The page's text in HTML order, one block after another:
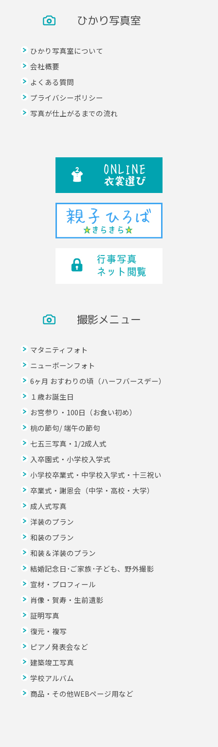
ひかり写真室
ひかり写真室について
会社概要
よくある質問
プライバシーポリシー
写真が仕上がるまでの流れ
撮影メニュー
マタニティフォト
ニューボーンフォト
6ヶ月 おすわりの頃（ハーフバースデー）
１歳お誕生日
お宮参り・100日（お食い初め）
桃の節句/ 端午の節句
七五三写真・1/2成人式
入卒園式・小学校入学式
小学校卒業式・中学校入学式・十三祝い
卒業式・謝恩会（中学・高校・大学）
成人式写真
洋装のプラン
和装のプラン
和装＆洋装のプラン
結婚記念日･ご家族･子ども、野外撮影
宣材・プロフィール
肖像・賀寿・生前遺影
証明写真
復元・複写
ピアノ発表会など
建築竣工写真
学校アルバム
商品・その他WEBページ用など